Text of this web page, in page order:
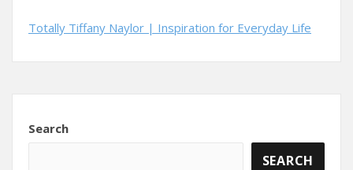
Totally Tiffany Naylor | Inspiration for Everyday Life
Search
SEARCH